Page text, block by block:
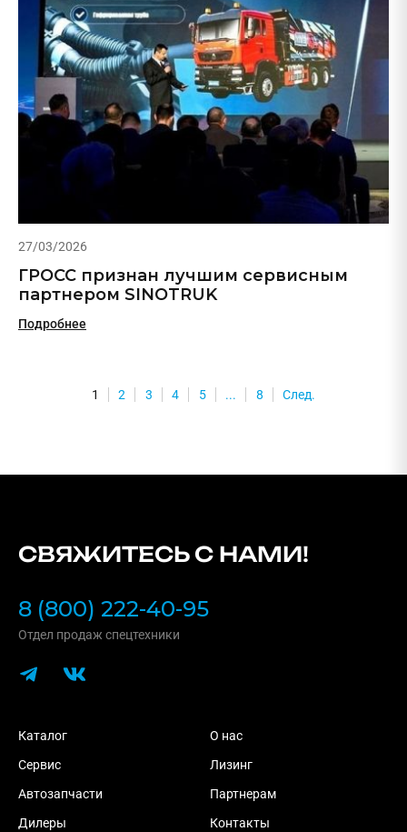
27/03/2026
ГРОСС признан лучшим сервисным
партнером SINOTRUK
Подробнее
1 2 3 4 5 ... 8 След.
СВЯЖИТЕСЬ С НАМИ!
8 (800) 222-40-95
Отдел продаж спецтехники
Каталог
Сервис
Автозапчасти
Дилеры
О нас
Лизинг
Партнерам
Контакты